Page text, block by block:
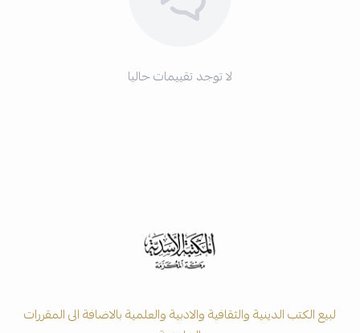
لا توجد تقييمات حاليا
لبيع الكتب الدينية والثقافية والادبية والعلمية بالاضافة الى المقررات